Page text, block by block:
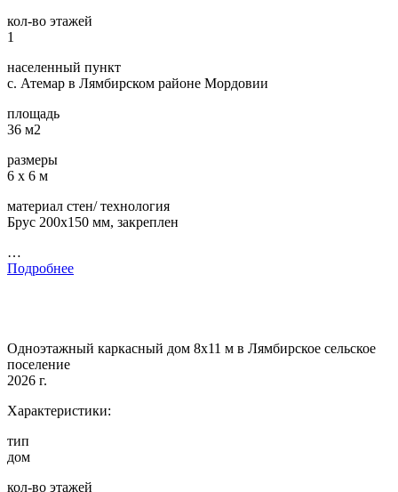
кол-во этажей
1
населенный пункт
с. Атемар в Лямбирском районе Мордовии
площадь
36 м2
размеры
6 х 6 м
материал стен/ технология
Брус 200х150 мм, закреплен
…
Подробнее
Одноэтажный каркасный дом 8х11 м в Лямбирское сельское
поселение
2026 г.
Характеристики:
тип
дом
кол-во этажей